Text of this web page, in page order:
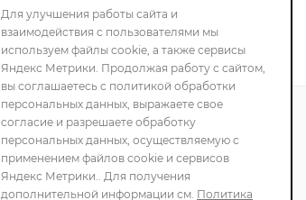
ЗАДАТЬ ВОПРОС
ПОЛИТИКА
КОНФИДЕНЦИАЛЬНОСТИ
Для улучшения работы сайта и
взаимодействия с пользователями мы
используем файлы cookie, а также сервисы
Яндекс Метрики. Продолжая работу с сайтом,
вы соглашаетесь с политикой обработки
персональных данных, выражаете свое
согласие и разрешаете обработку
персональных данных, осуществляемую с
применением файлов cookie и сервисов
Яндекс Метрики.. Для получения
дополнительной информации см. Политика